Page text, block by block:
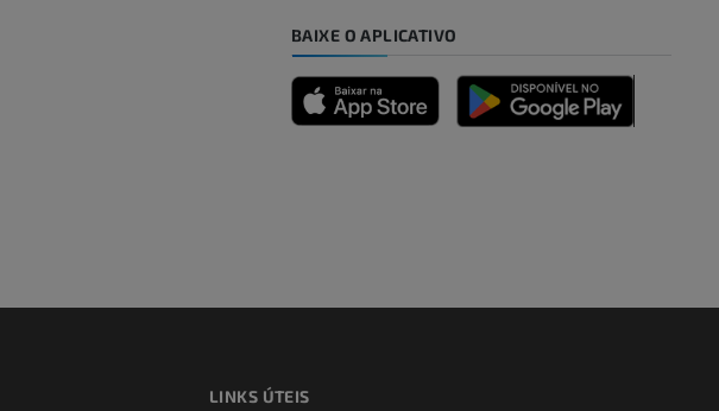
TC
Arteriografia dos membros
BAIXE O APLICATIVO
LINKS ÚTEIS